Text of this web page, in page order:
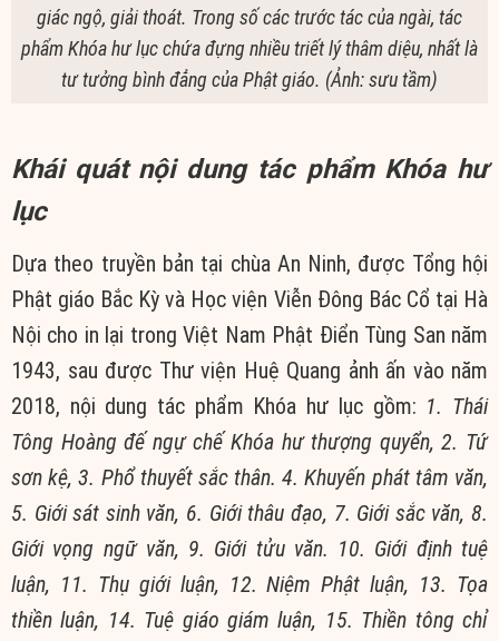
giác ngộ, giải thoát. Trong số các trước tác của ngài, tác
phẩm Khóa hư lục chứa đựng nhiều triết lý thâm diệu, nhất là
tư tưởng bình đẳng của Phật giáo. (Ảnh: sưu tầm)
Khái quát nội dung tác phẩm Khóa hư
lục
Dựa theo truyền bản tại chùa An Ninh, được Tổng hội
Phật giáo Bắc Kỳ và Học viện Viễn Đông Bác Cổ tại Hà
Nội cho in lại trong Việt Nam Phật Điển Tùng San năm
1943, sau được Thư viện Huệ Quang ảnh ấn vào năm
2018, nội dung tác phẩm Khóa hư lục gồm: 1. Thái
Tông Hoàng đế ngự chế Khóa hư thượng quyển, 2. Tứ
sơn kệ, 3. Phổ thuyết sắc thân. 4. Khuyến phát tâm văn,
5. Giới sát sinh văn, 6. Giới thâu đạo, 7. Giới sắc văn, 8.
Giới vọng ngữ văn, 9. Giới tửu văn. 10. Giới định tuệ
luận, 11. Thụ giới luận, 12. Niệm Phật luận, 13. Tọa
thiền luận, 14. Tuệ giáo giám luận, 15. Thiền tông chỉ